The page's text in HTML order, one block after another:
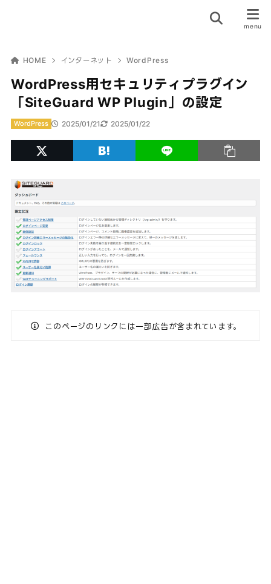
HOME インターネット WordPress
WordPress用セキュリティプラグイン
「SiteGuard WP Plugin」の設定
2025/01/21 2025/01/22
WordPress
このページのリンクには一部広告が含まれています。